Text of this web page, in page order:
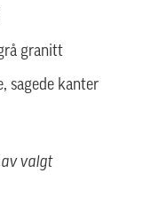
granitt
sagede kanter
av valgt